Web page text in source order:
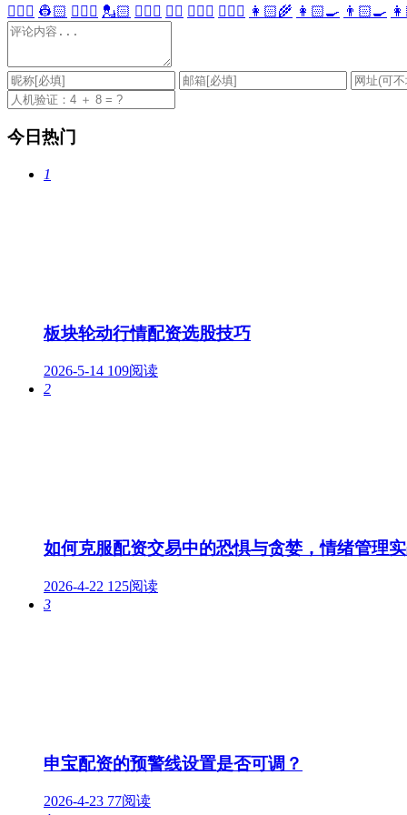
👷🏻‍♀️ 👷🏻 💂🏻‍♀️ 💂🏻 🕵🏻‍♀️ 🕵🏻 👩🏻‍⚕️ 👨🏻‍⚕️ 👩🏻‍🌾 👩🏻‍🍳 👨🏻‍🍳
今日热门
1
板块轮动行情配资选股技巧
2026-5-14 109阅读
2
如何克服配资交易中的恐惧与贪婪，情绪管理
2026-4-22 125阅读
3
申宝配资的预警线设置是否可调？
2026-4-23 77阅读